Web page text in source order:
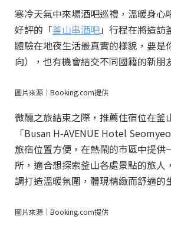
寒冷天氣中來場酒吧巡禮，溫暖身心
好評的「釜山串酒吧」行程在將造訪
體驗在地夜生活最真實的樣貌，要是
向），也有機會結交不同國籍的新朋
圖片來源｜Booking.com提供
微醺之旅結束之際，推薦住宿位在釜
「Busan H-AVENUE Hotel
旅宿位置方便，在熱鬧的市區中提供
所，適合想探索釜山各處景點的旅人
調打造溫暖氛圍，體現精緻而舒適的
圖片來源｜Booking.com提供